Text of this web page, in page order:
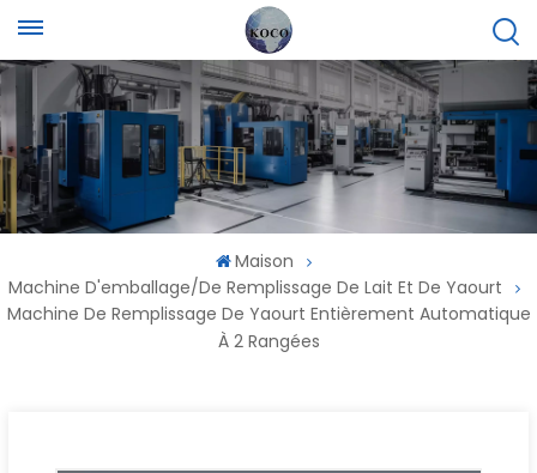
Maison
Machine D'emballage/de Remplissage De Lait Et De Yaourt
Machine De Remplissage De Yaourt Entièrement Automatique
À 2 Rangées